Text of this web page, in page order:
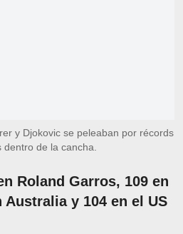
y Djokovic se peleaban por récords
dentro de la cancha.
Roland Garros, 109 en
Australia y 104 en el US